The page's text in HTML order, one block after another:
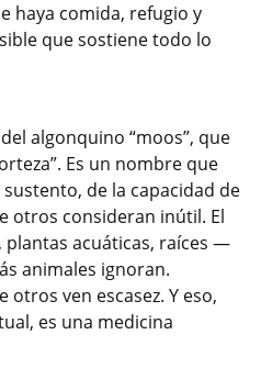
haya comida, refugio y
que sostiene todo lo
algonquino “moos”, que
Es un nombre que
de la capacidad de
otros consideran inútil. El
plantas acuáticas, raíces —
animales ignoran.
ven escasez. Y eso,
es una medicina